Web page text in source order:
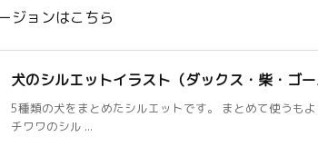
ジョンはこちら
犬のシルエットイラスト（ダックス・柴・ゴ
5種類の犬をまとめたシルエットです。 まとめて使うも
チワワのシル ...